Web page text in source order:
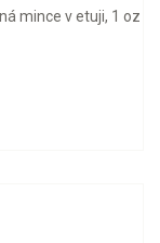
mince v etuji, 1 oz